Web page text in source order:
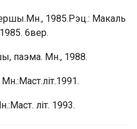
1985.Рэц.: Макаль
6вер.
паэма. Мн., 1988.
літ. 1993.